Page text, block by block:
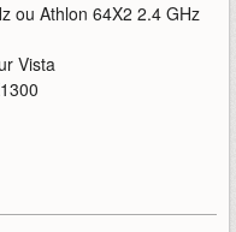
ou Athlon 64X2 2.4 GHz
Vista